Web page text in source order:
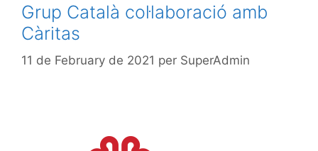
Grup Català col·laboració amb
Càritas
11 de February de 2021 per SuperAdmin